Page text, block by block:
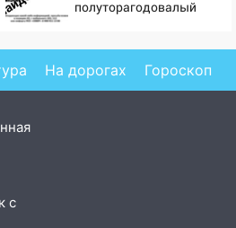
полуторагодовалый
На дорогах Гороскоп
с